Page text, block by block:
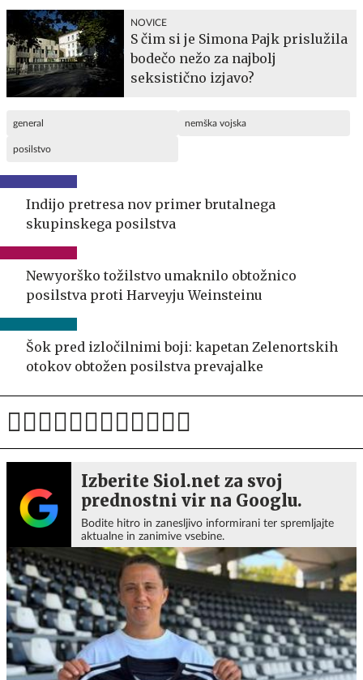
NOVICE
S čim si je Simona Pajk prislužila
bodečo nežo za najbolj
seksistično izjavo?
general nemška vojska
posilstvo
Indijo pretresa nov primer brutalnega
skupinskega posilstva
Newyorško tožilstvo umaknilo obtožnico
posilstva proti Harveyju Weinsteinu
Šok pred izločilnimi boji: kapetan Zelenortskih
otokov obtožen posilstva prevajalke
Izberite Siol.net za svoj
prednostni vir na Googlu.
Bodite hitro in zanesljivo informirani ter spremljajte
aktualne in zanimive vsebine.